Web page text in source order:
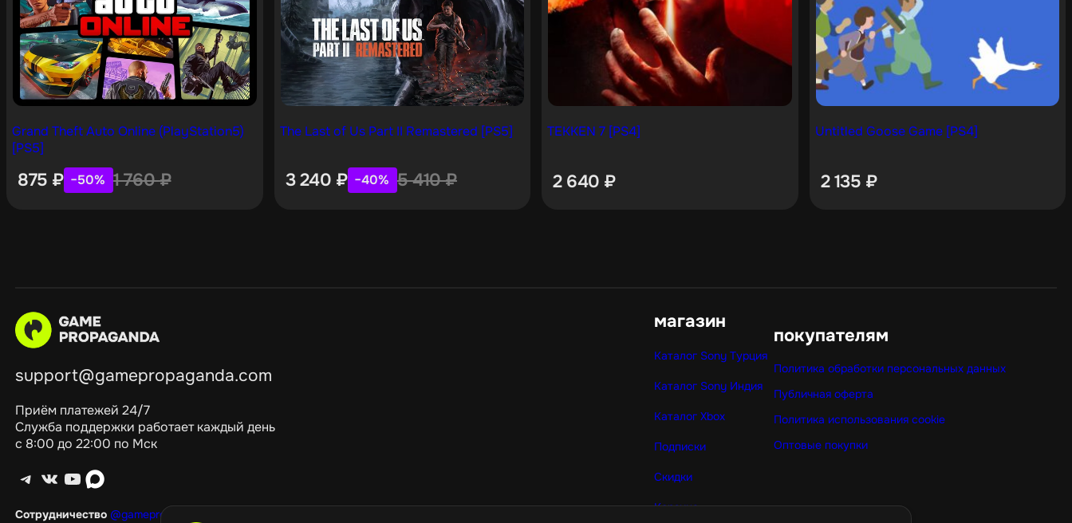
Grand Theft Auto Online (PlayStation5)
[PS5]
875 ₽ −50% 1 760₽
The Last of Us Part II Remastered [PS5]
3 240 ₽ −40% 5 410₽
TEKKEN 7 [PS4]
2 640 ₽
Untitled Goose Game [PS4]
2 135 ₽
support@gamepropaganda.com
Приём платежей 24/7
Служба поддержки работает каждый день
с 8:00 до 22:00 по Мск
Telegram ВКонтакте YouTube max
Сотрудничество @gamepropagandagang
магазин
Каталог Sony Турция
Каталог Sony Индия
Каталог Xbox
Подписки
Скидки
Корзина
покупателям
Политика обработки персональных данных
Публичная оферта
Политика использования cookie
Оптовые покупки